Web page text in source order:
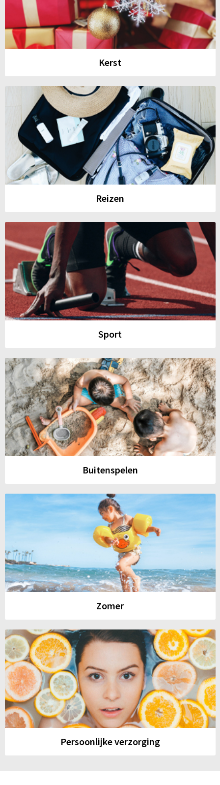
Kerst
Reizen
Sport
Buitenspelen
Zomer
Persoonlijke verzorging